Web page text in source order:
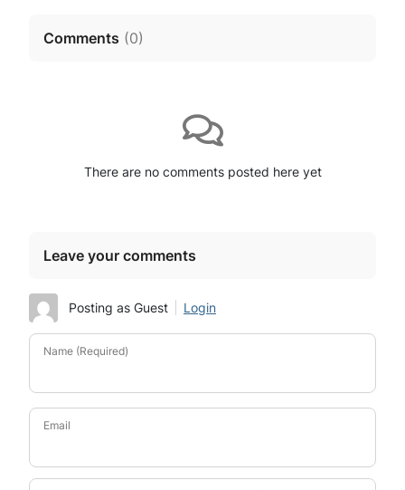
Comments (0)
There are no comments posted here yet
Leave your comments
Posting as Guest Login
Name (Required)
Email